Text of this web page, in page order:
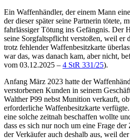
Ein Waffenhändler, der einem Mann
der dieser später seine Partnerin tötete,
fahrlässiger Tötung ins Gefängnis. Der
seine Sorgfaltspflicht verstoßen, weil er
trotz fehlender Waffenbesitzkarte
war das, was danach kam, aber nicht,
vom 03.12.2025 – 4 StR 331/25).
Anfang März 2023 hatte der
verstorbenen Kunden in seinem
Walther P99 nebst Munition verkauft,
erforderliche Waffenbesitzkarte
eine solche zeitnah beschaffen wollte
dass es sich nur noch um eine Frage
der Verkäufer auch deshalb aus, weil